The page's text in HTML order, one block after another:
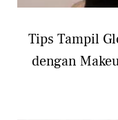
Tips Tampil
dengan